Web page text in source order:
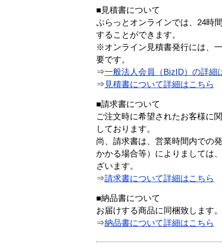
■見積書について
ぷらっとオンラインでは、24時
することができます。
※オンライン見積書発行には、
要です。
⇒一般法人会員（BizID）の詳細
⇒ 見積書について詳細はこちら
■請求書について
ご注文時に希望されたお客様に
しております。
尚、請求書は、営業時間内での
かかる場合等）によりましては
ざいます。
⇒請求書について詳細はこちら
■納品書について
お届けする商品に同梱致します。
⇒納品書について詳細はこちら